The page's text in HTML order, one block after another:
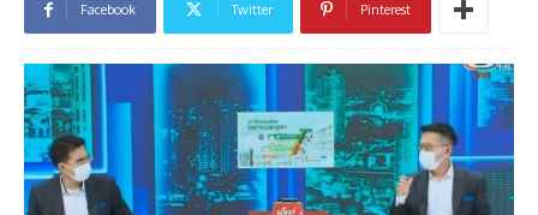
Facebook Twitter Pinterest